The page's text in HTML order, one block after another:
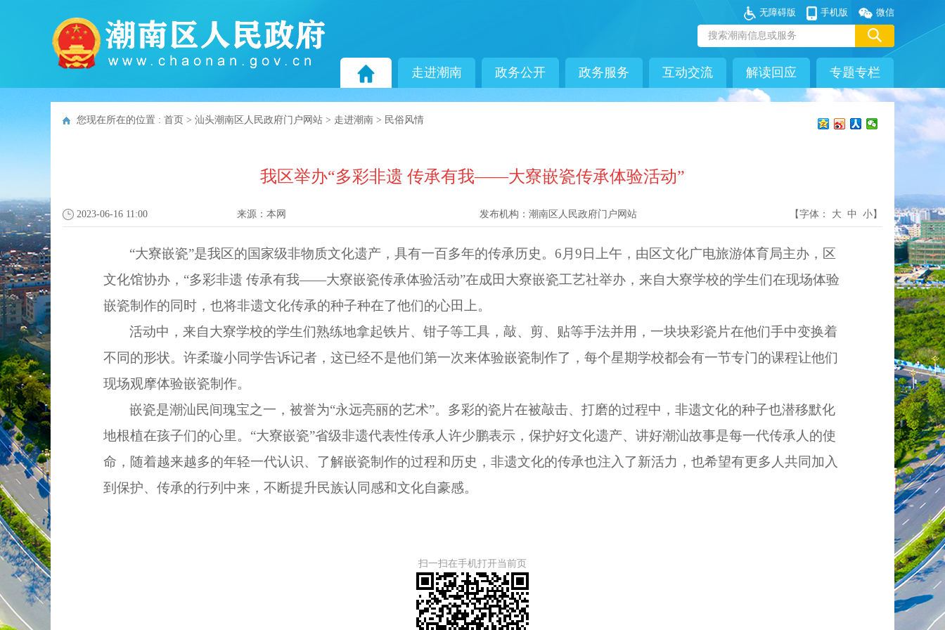
微信
手机版
无障碍版
走进潮南 政务公开 政务服务 互动交流 解读回应 专题专栏
您现在所在的位置 : 首页 > 汕头潮南区人民政府门户网站 > 走进潮南 > 民俗风情
我区举办“多彩非遗 传承有我——大寮嵌瓷传承体验活动”
2023-06-16 11:00 来源： 本网 发布机构： 潮南区人民政府门户网站 【字体： 大 中 小】
“大寮嵌瓷”是我区的国家级非物质文化遗产，具有一百多年的传承历史。6月9日上午，由区文化广电旅游体育局主办，区
文化馆协办，“多彩非遗 传承有我——大寮嵌瓷传承体验活动”在成田大寮嵌瓷工艺社举办，来自大寮学校的学生们在现场体验
嵌瓷制作的同时，也将非遗文化传承的种子种在了他们的心田上。
活动中，来自大寮学校的学生们熟练地拿起铁片、钳子等工具，敲、剪、贴等手法并用，一块块彩瓷片在他们手中变换着
不同的形状。许柔璇小同学告诉记者，这已经不是他们第一次来体验嵌瓷制作了，每个星期学校都会有一节专门的课程让他们
现场观摩体验嵌瓷制作。
嵌瓷是潮汕民间瑰宝之一，被誉为“永远亮丽的艺术”。多彩的瓷片在被敲击、打磨的过程中，非遗文化的种子也潜移默化
地根植在孩子们的心里。“大寮嵌瓷”省级非遗代表性传承人许少鹏表示，保护好文化遗产、讲好潮汕故事是每一代传承人的使
命，随着越来越多的年轻一代认识、了解嵌瓷制作的过程和历史，非遗文化的传承也注入了新活力，也希望有更多人共同加入
到保护、传承的行列中来，不断提升民族认同感和文化自豪感。
扫一扫在手机打开当前页